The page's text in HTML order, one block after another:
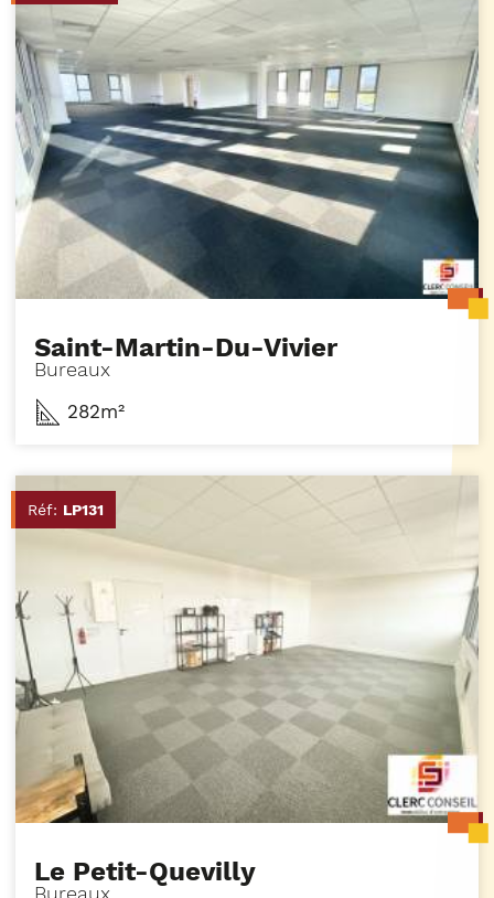
Saint-Martin-Du-Vivier
Bureaux
282m²
Réf: LP131
Le Petit-Quevilly